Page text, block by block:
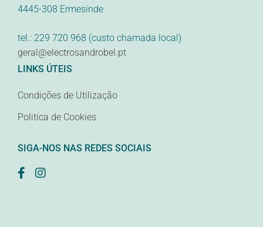
4445-308 Ermesinde
tel.: 229 720 968 (custo chamada local)
geral@electrosandrobel.pt
LINKS ÚTEIS
Condições de Utilização
Politíca de Cookies
SIGA-NOS NAS REDES SOCIAIS